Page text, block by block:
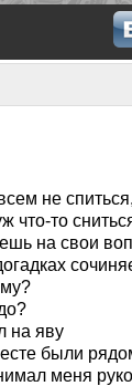
не спиться,
что-то
на свои
на яву
были
меня